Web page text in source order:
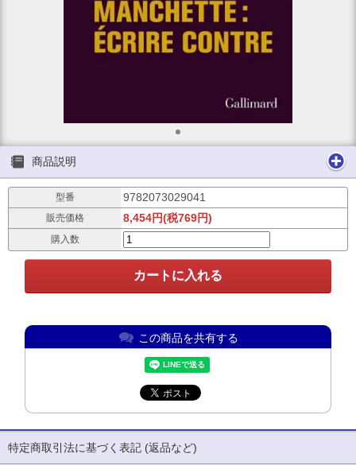
商品説明
型番 9782073029041
販売価格 8,454円(税769円)
購入数
この商品を共有する
特定商取引法に基づく表記 (返品など)